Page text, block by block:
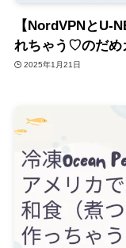
【NordVPNとU-
れちゃう♡のだめ
2025年1月21日